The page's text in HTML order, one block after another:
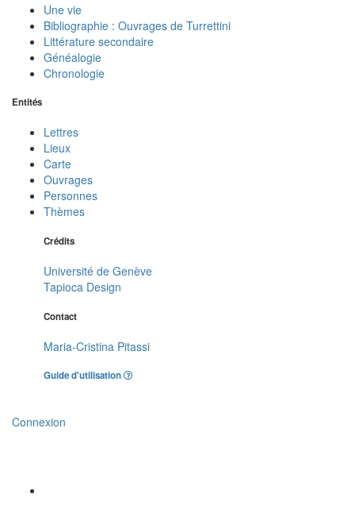
Une vie
Bibliographie : Ouvrages de Turrettini
Littérature secondaire
Généalogie
Chronologie
Entités
Lettres
Lieux
Carte
Ouvrages
Personnes
Thèmes
Crédits
Université de Genève
Tapioca Design
Contact
Maria-Cristina Pitassi
Guide d'utilisation
Connexion